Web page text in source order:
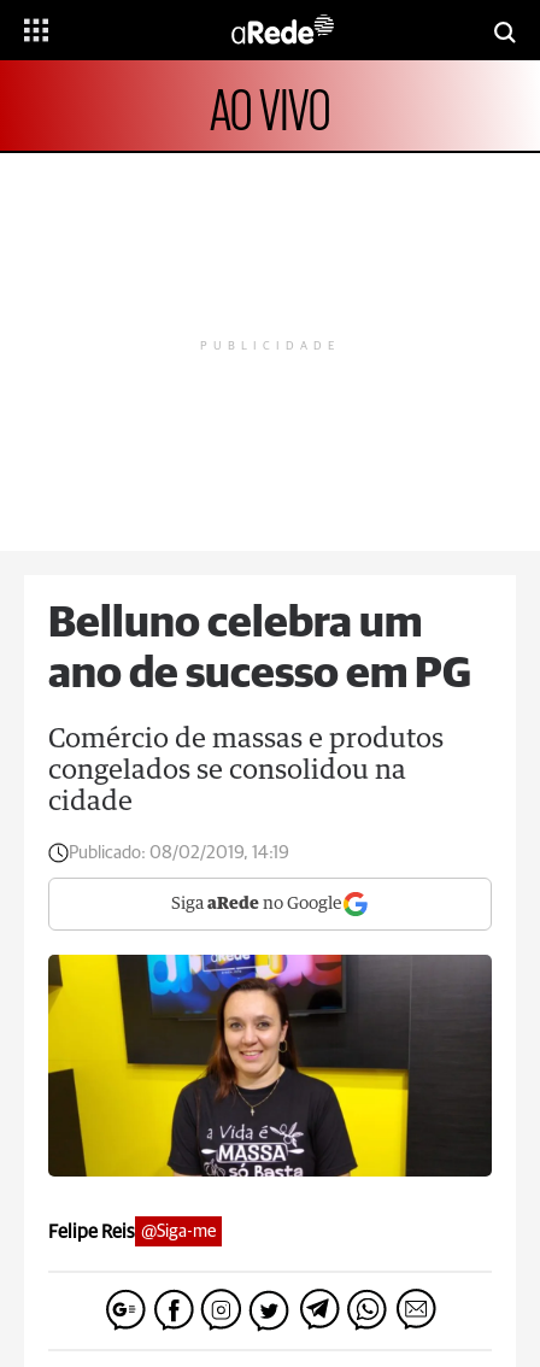
AO VIVO
PUBLICIDADE
Belluno celebra um
ano de sucesso em PG
Comércio de massas e produtos
congelados se consolidou na
cidade
Publicado: 08/02/2019, 14:19
Siga aRede no Google
Felipe Reis @Siga-me